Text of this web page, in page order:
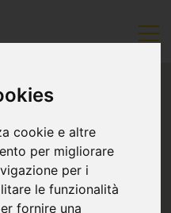
cookie e altre
per migliorare
per i
le funzionalità
fornire una